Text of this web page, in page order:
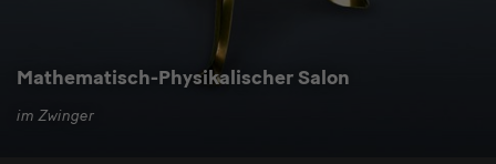
Mathematisch-Physikalischer Salon
im Zwinger